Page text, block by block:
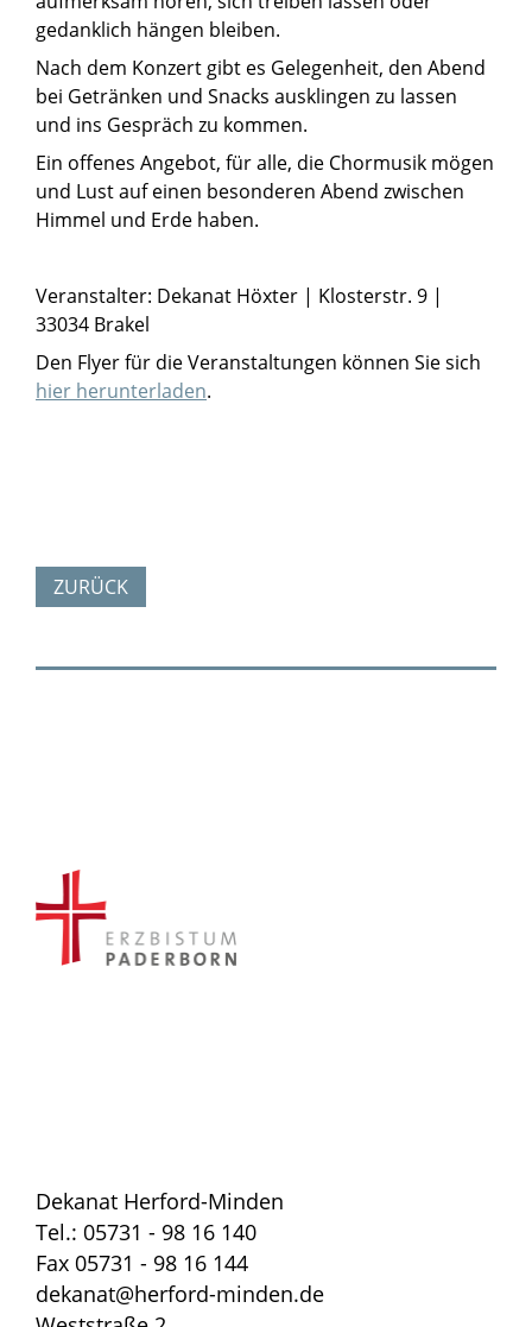
gedanklich hängen bleiben.
Nach dem Konzert gibt es Gelegenheit, den Abend
bei Getränken und Snacks ausklingen zu lassen
und ins Gespräch zu kommen.
Ein offenes Angebot, für alle, die Chormusik mögen
und Lust auf einen besonderen Abend zwischen
Himmel und Erde haben.
Veranstalter: Dekanat Höxter | Klosterstr. 9 |
33034 Brakel
Den Flyer für die Veranstaltungen können Sie sich
hier herunterladen.
ZURÜCK
Dekanat Herford-Minden
Tel.: 05731 - 98 16 140
Fax 05731 - 98 16 144
dekanat@herford-minden.de